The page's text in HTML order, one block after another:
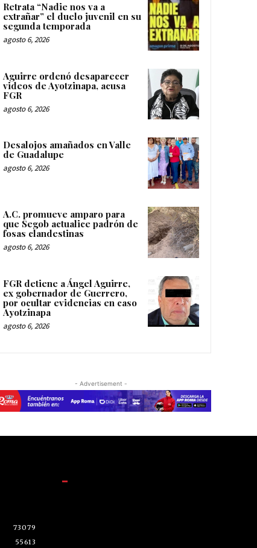
Retrata “Nadie nos va a
extrañar” el duelo juvenil en su
segunda temporada
agosto 6, 2026
Aguirre ordenó desaparecer
videos de Ayotzinapa, acusa
FGR
agosto 6, 2026
Desalojos amañados en Valle
de Guadalupe
agosto 6, 2026
A.C. promueve amparo para
que Segob actualice padrón de
fosas clandestinas
agosto 6, 2026
FGR detiene a Ángel Aguirre,
ex gobernador de Guerrero,
por ocultar evidencias en caso
Ayotzinapa
agosto 6, 2026
- Advertisement -
73079
55613
-